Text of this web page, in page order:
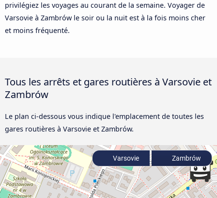
privilégiez les voyages au courant de la semaine. Voyager de
Varsovie à Zambrów le soir ou la nuit est à la fois moins cher
et moins fréquenté.
Tous les arrêts et gares routières à Varsovie et
Zambrów
Le plan ci-dessous vous indique l'emplacement de toutes les
gares routières à Varsovie et Zambrów.
Varsovie Zambrów